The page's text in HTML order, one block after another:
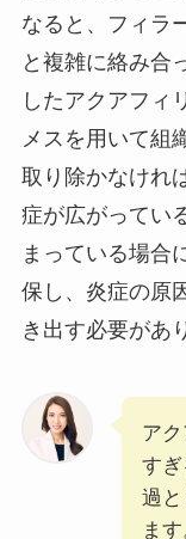
なると、フィラ
と複雑に絡み合
したアクアフィ
メスを用いて組
取り除かなけれ
症が広がってい
まっている場合
保し、炎症の原
き出す必要があ
ア
す
過
ま